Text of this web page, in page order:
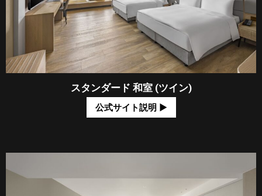
スタンダード 和室 (ツイン)
公式サイト説明 ​▶